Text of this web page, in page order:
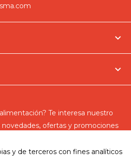


Te interesa nuestro
ofertas y promociones
y de terceros con fines analíticos